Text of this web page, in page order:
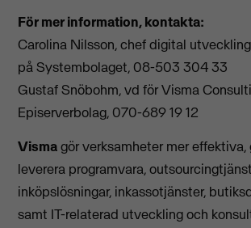
För mer information, kontakta:
Carolina Nilsson, chef digital
på Systembolaget, 08-503 304 33
Gustaf Snöbohm, vd för Visma
Episerverbolag, 070-689 19 12
Vismagör verksamheter mer effektiva,
leverera programvara,
inköpslösningar, inkassotjänster,
samt IT-relaterad utveckling och